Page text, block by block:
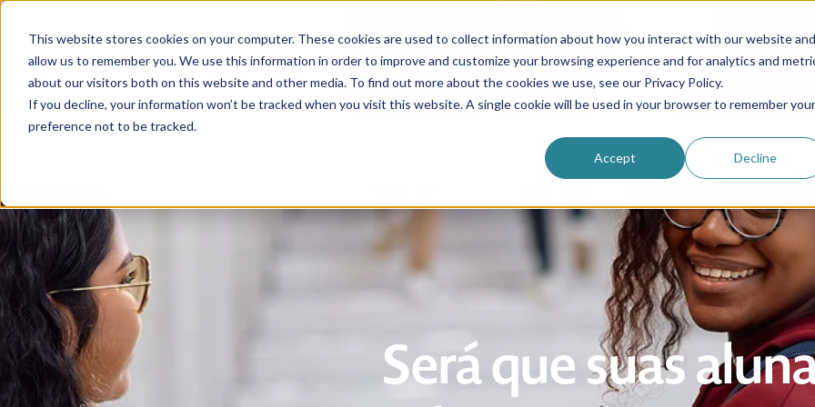
This website stores cookies on your computer. These cookies are used to collect information about how you interact with our website and
allow us to remember you. We use this information in order to improve and customize your browsing experience and for analytics and
about our visitors both on this website and other media. To find out more about the cookies we use, see our Privacy Policy.
If you decline, your information won’t be tracked when you visit this website. A single cookie will be used in your browser to remember your
preference not to be tracked.
Accept Decline
Ser un au pair Porquê escolher-nos? Programas
Será que suas